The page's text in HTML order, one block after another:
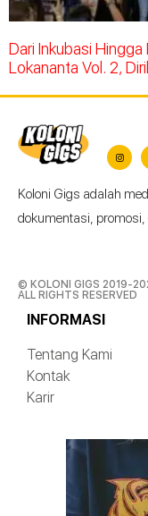
Dari Inkubasi
Lokananta Vol. 2,
Koloni Gigs adalah
dokumentasi,
© KOLONI GIGS 2019-
ALL RIGHTS RESERVED
INFORMASI
Tentang Kami
Kontak
Karir